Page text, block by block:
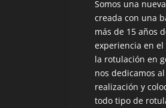
Somos una
creada con una
más de 15 años
experiencia en
la rotulación en
nos dedicamos
realización y
todo tipo de